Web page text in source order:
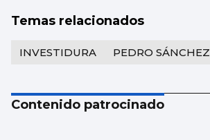
Temas relacionados
INVESTIDURA PEDRO SÁNCHEZ
Contenido patrocinado